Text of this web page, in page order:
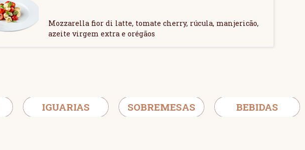
Mozzarella fior di latte, tomate cherry, rúcula, manjericão,
azeite virgem extra e orégãos
IGUARIAS SOBREMESAS BEBIDAS